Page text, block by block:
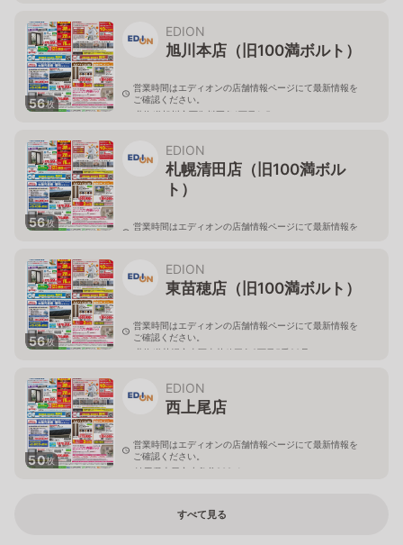
56枚
EDION
旭川本店（旧100満ボルト）
営業時間はエディオンの店舗情報ページにて最新情報を
ご確認ください。
北海道旭川市西御料五条1丁目1-5
56枚
EDION
札幌清田店（旧100満ボル
ト）
営業時間はエディオンの店舗情報ページにて最新情報を
56枚
EDION
東苗穂店（旧100満ボルト）
営業時間はエディオンの店舗情報ページにて最新情報を
ご確認ください。
北海道札幌市東区東苗穂三条2丁目5番20号
50枚
EDION
西上尾店
営業時間はエディオンの店舗情報ページにて最新情報を
ご確認ください。
埼玉県上尾市小敷谷809-1
すべて見る